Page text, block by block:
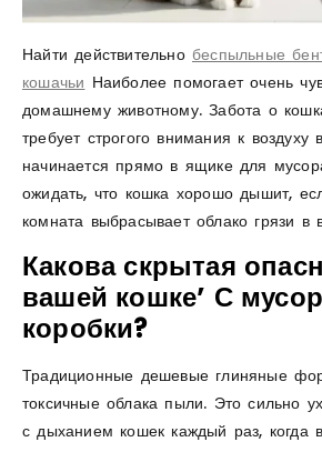
Найти действительно беспыльные
кошачьи Наиболее помогает очень
домашнему животному. Забота о
требует строгого внимания к
начинается прямо в ящике для
ожидать, что кошка хорошо дышит,
комната выбрасывает облако грязи в
Какова скрытая
вашей кошке’ С
коробки?
Традиционные дешевые глиняные
токсичные облака пыли. Это сильно
с дыханием кошек каждый раз, когда